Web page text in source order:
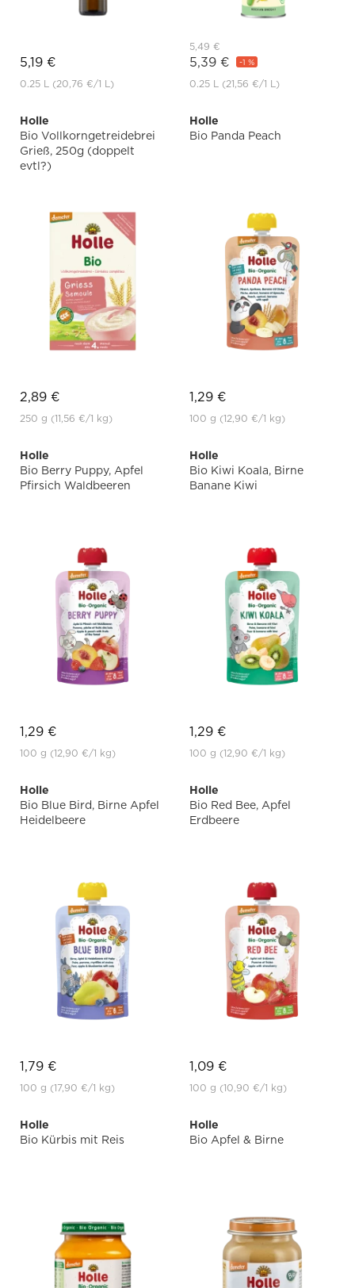
5,19 €
0.25 L (20,76 €/1 L)
5,49 €
5,39 € -1 %
0.25 L (21,56 €/1 L)
Holle
Bio Vollkorngetreidebrei
Grieß, 250g (doppelt
evtl?)
2,89 €
250 g (11,56 €/1 kg)
Holle
Bio Panda Peach
1,29 €
100 g (12,90 €/1 kg)
Holle
Bio Berry Puppy, Apfel
Pfirsich Waldbeeren
1,29 €
100 g (12,90 €/1 kg)
Holle
Bio Kiwi Koala, Birne
Banane Kiwi
1,29 €
100 g (12,90 €/1 kg)
Holle
Bio Blue Bird, Birne Apfel
Heidelbeere
1,79 €
100 g (17,90 €/1 kg)
Holle
Bio Red Bee, Apfel
Erdbeere
1,09 €
100 g (10,90 €/1 kg)
Holle
Bio Kürbis mit Reis
Holle
Bio Apfel & Birne